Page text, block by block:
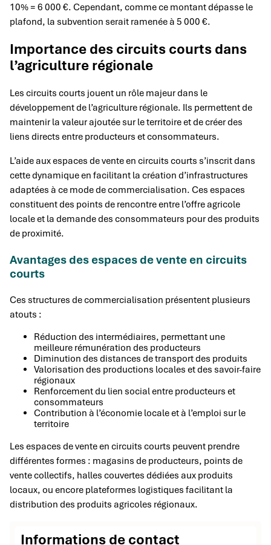
10% = 6 000 €. Cependant, comme ce montant dépasse le
plafond, la subvention serait ramenée à 5 000 €.
Importance des circuits courts dans
l’agriculture régionale
Les circuits courts jouent un rôle majeur dans le
développement de l’agriculture régionale. Ils permettent de
maintenir la valeur ajoutée sur le territoire et de créer des
liens directs entre producteurs et consommateurs.
L’aide aux espaces de vente en circuits courts s’inscrit dans
cette dynamique en facilitant la création d’infrastructures
adaptées à ce mode de commercialisation. Ces espaces
constituent des points de rencontre entre l’offre agricole
locale et la demande des consommateurs pour des produits
de proximité.
Avantages des espaces de vente en circuits
courts
Ces structures de commercialisation présentent plusieurs
atouts :
Réduction des intermédiaires, permettant une
meilleure rémunération des producteurs
Diminution des distances de transport des produits
Valorisation des productions locales et des savoir-faire
régionaux
Renforcement du lien social entre producteurs et
consommateurs
Contribution à l’économie locale et à l’emploi sur le
territoire
Les espaces de vente en circuits courts peuvent prendre
différentes formes : magasins de producteurs, points de
vente collectifs, halles couvertes dédiées aux produits
locaux, ou encore plateformes logistiques facilitant la
distribution des produits agricoles régionaux.
Informations de contact